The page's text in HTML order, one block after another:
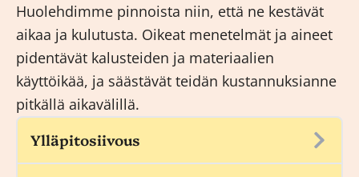
Huolehdimme pinnoista niin, että ne kestävät
aikaa ja kulutusta. Oikeat menetelmät ja aineet
pidentävät kalusteiden ja materiaalien
käyttöikää, ja säästävät teidän kustannuksianne
pitkällä aikavälillä.
Ylläpitosiivous